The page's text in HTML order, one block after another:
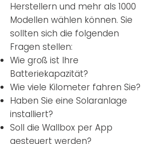
Herstellern und mehr als 1000
Modellen wählen können. Sie
sollten sich die folgenden
Fragen stellen:
Wie groß ist Ihre
Batteriekapazität?
Wie viele Kilometer fahren Sie?
Haben Sie eine Solaranlage
installiert?
Soll die Wallbox per App
gesteuert werden?